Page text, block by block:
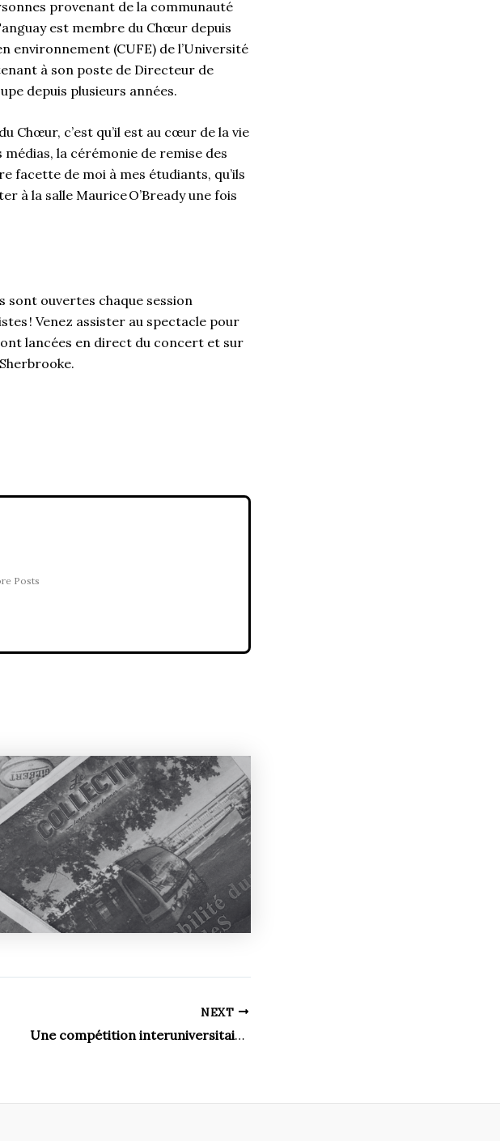
provenant de la communauté
est membre du Chœur depuis
environnement (CUFE) de l’Université
à son poste de Directeur de
depuis plusieurs années.
Chœur, c’est qu’il est au cœur de la vie
la cérémonie de remise des
de moi à mes étudiants, qu’ils
à la salle Maurice O’Bready une fois
sont ouvertes chaque session
! Venez assister au spectacle pour
lancées en direct du concert et sur
Posts
NEXT
Une compétition interuniversitaire à saveur de politique